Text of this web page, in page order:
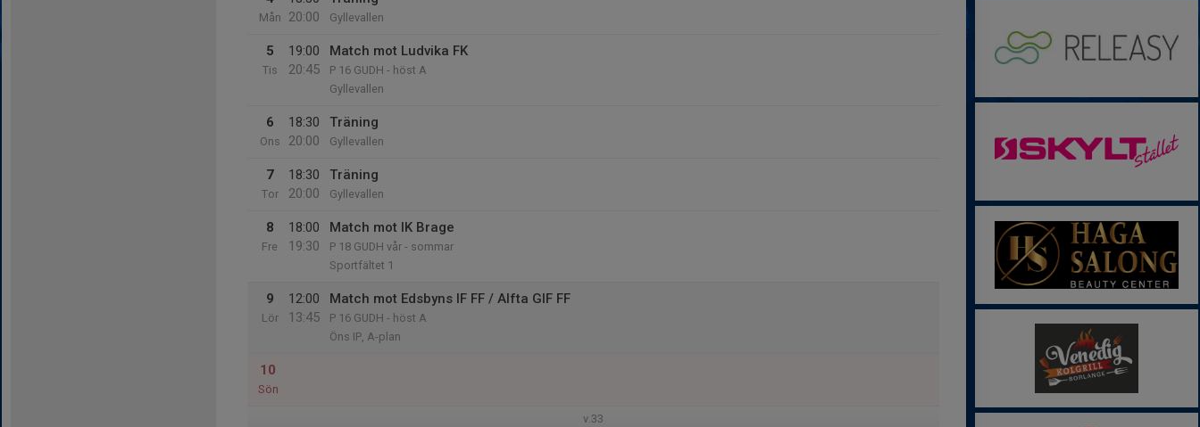
Mån
20:00
Gyllevallen
5
Tis
19:00
20:45
Match mot Ludvika FK
P 16 GUDH - höst A
Gyllevallen
6
Ons
18:30
20:00
Träning
Gyllevallen
7
Tor
18:30
20:00
Träning
Gyllevallen
8
Fre
18:00
19:30
Match mot IK Brage
P 18 GUDH vår - sommar
Sportfältet 1
9
Lör
12:00
13:45
Match mot Edsbyns IF FF / Alfta GIF FF
P 16 GUDH - höst A
Öns IP, A-plan
10
Sön
v.33